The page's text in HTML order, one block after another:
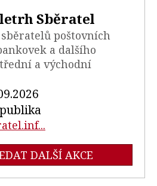
Sběratel
poštovních
a dalšího
a východní
DALŠÍ AKCE